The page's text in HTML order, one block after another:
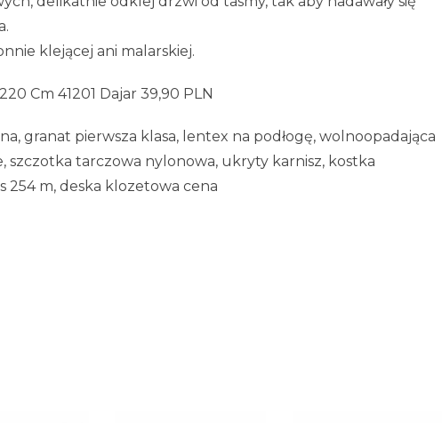
klejącej ani malarskiej.
Cm 41201 Dajar 39,90 PLN
granat pierwsza klasa, lentex na podłogę, wolnoopadająca
szczotka tarczowa nylonowa, ukryty karnisz, kostka
m, deska klozetowa cena